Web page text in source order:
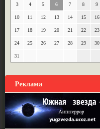
3 4 5 6 7 8 9
10 11 12 13 14 15 16
17 18 19 20 21 22 23
24 25 26 27 28 29 30
31
Реклама